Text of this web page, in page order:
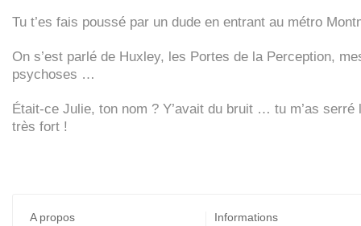
Tu t’es fais poussé par un dude en entrant au métro
On s’est parlé de Huxley, les Portes de la Perception,
psychoses …
Était-ce Julie, ton nom ? Y’avait du bruit … tu m’as serré
très fort !
A propos Informations